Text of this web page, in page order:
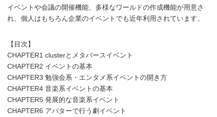
イベントや会議の開催機能、多様なワールドの作成機能が用意さ
れ、個人はもちろん企業のイベントでも近年利用されています。
【目次】
CHAPTER1 clusterとメタバースイベント
CHAPTER2 イベントの基本
CHAPTER3 勉強会系・エンタメ系イベントの開き方
CHAPTER4 音楽系イベントの基本
CHAPTER5 発展的な音楽系イベント
CHAPTER6 アバターで行う劇イベント